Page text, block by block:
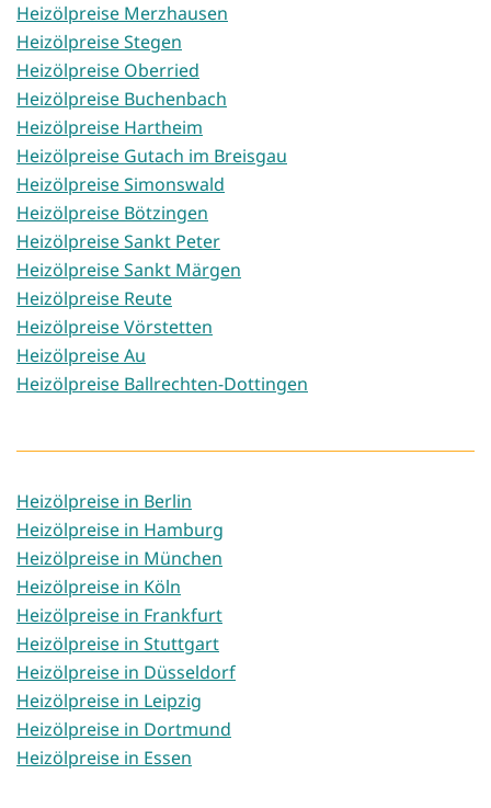
Heizölpreise Merzhausen
Heizölpreise Stegen
Heizölpreise Oberried
Heizölpreise Buchenbach
Heizölpreise Hartheim
Heizölpreise Gutach im Breisgau
Heizölpreise Simonswald
Heizölpreise Bötzingen
Heizölpreise Sankt Peter
Heizölpreise Sankt Märgen
Heizölpreise Reute
Heizölpreise Vörstetten
Heizölpreise Au
Heizölpreise Ballrechten-Dottingen
Heizölpreise in Berlin
Heizölpreise in Hamburg
Heizölpreise in München
Heizölpreise in Köln
Heizölpreise in Frankfurt
Heizölpreise in Stuttgart
Heizölpreise in Düsseldorf
Heizölpreise in Leipzig
Heizölpreise in Dortmund
Heizölpreise in Essen